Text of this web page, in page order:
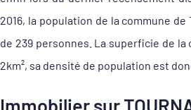
2016, la population de la commune de
de 239 personnes. La superficie de
2km², sa densité de population est
Immobilier sur